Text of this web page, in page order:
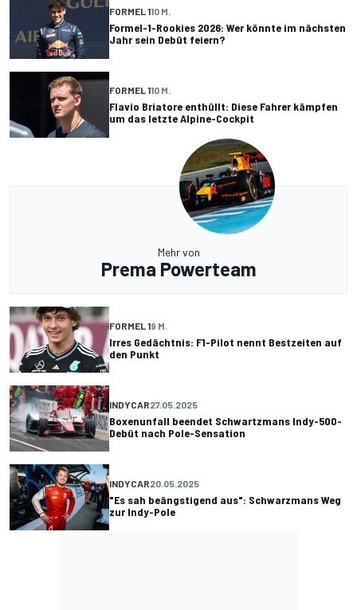
FORMEL 110 M.
Formel-1-Rookies 2026: Wer könnte im nächsten
Jahr sein Debüt feiern?
FORMEL 110 M.
Flavio Briatore enthüllt: Diese Fahrer kämpfen
um das letzte Alpine-Cockpit
Mehr von
Prema Powerteam
FORMEL 19 M.
Irres Gedächtnis: F1-Pilot nennt Bestzeiten auf
den Punkt
INDYCAR27.05.2025
Boxenunfall beendet Schwartzmans Indy-500-
Debüt nach Pole-Sensation
INDYCAR20.05.2025
"Es sah beängstigend aus": Schwarzmans Weg
zur Indy-Pole